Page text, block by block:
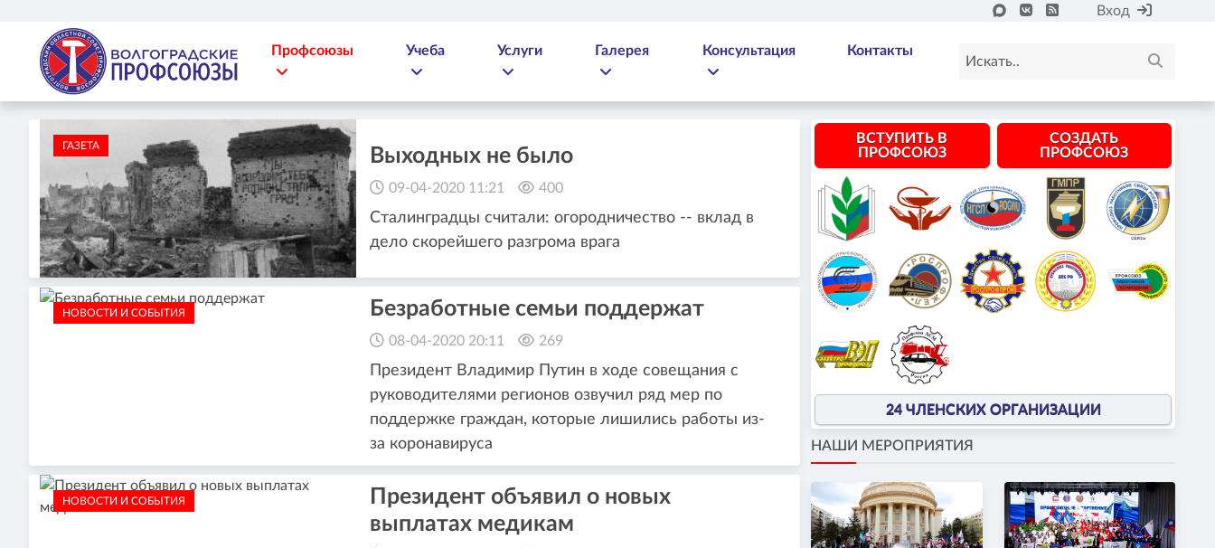
Вход
Профсоюзы Учеба Услуги Галерея Консультация Контакты
ГАЗЕТА Выходных не было
09-04-2020 11:21 400
Сталинградцы считали: огородничество -- вклад в
дело скорейшего разгрома врага
НОВОСТИ И СОБЫТИЯ Безработные семьи поддержат
08-04-2020 20:11 269
Президент Владимир Путин в ходе совещания с
руководителями регионов озвучил ряд мер по
поддержке граждан, которые лишились работы из-
за коронавируса
НОВОСТИ И СОБЫТИЯ
Президент объявил о новых
выплатах медикам
ВСТУПИТЬ В
ПРОФСОЮЗ
СОЗДАТЬ
ПРОФСОЮЗ
24 ЧЛЕНСКИХ ОРГАНИЗАЦИИ
НАШИ МЕРОПРИЯТИЯ